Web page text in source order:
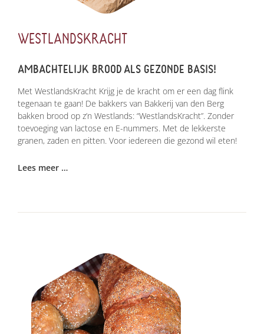
WESTLANDSKRACHT
AMBACHTELIJK BROOD ALS GEZONDE BASIS!
Met WestlandsKracht Krijg je de kracht om er een dag flink
tegenaan te gaan! De bakkers van Bakkerij van den Berg
bakken brood op z’n Westlands: “WestlandsKracht”. Zonder
toevoeging van lactose en E-nummers. Met de lekkerste
granen, zaden en pitten. Voor iedereen die gezond wil eten!
Lees meer …